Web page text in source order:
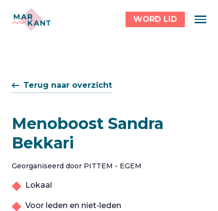
WORD LID
Terug naar overzicht
Menoboost Sandra
Bekkari
Georganiseerd door PITTEM - EGEM
Lokaal
Voor leden en niet-leden